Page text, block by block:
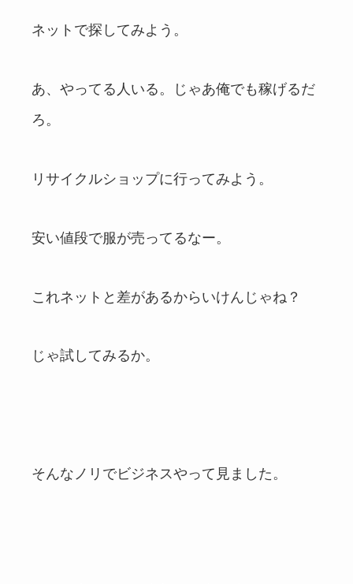
ネットで探してみよう。
あ、やってる人いる。じゃあ俺でも稼げるだ
ろ。
リサイクルショップに行ってみよう。
安い値段で服が売ってるなー。
これネットと差があるからいけんじゃね？
じゃ試してみるか。
そんなノリでビジネスやって見ました。